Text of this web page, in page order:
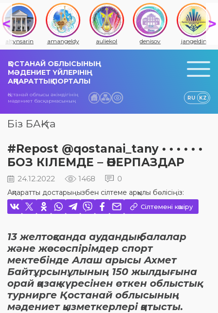
altynsarin amangeldy auliekol denisov jangeldin
ҚОСТАНАЙ ОБЛЫСЫНЫҢ
МӘДЕНИЕТ ҮЙЛЕРІНІҢ
АҚПАРАТТЫҚ ПОРТАЛЫ
Қостанай облысы әкімдігінің
мәдениет басқармасының
RU KZ
Біз БАҚ-та
#Repost @qostanai_tany • • • • • •
БОЗ КІЛЕМДЕ – ӨНЕРПАЗДАР
24.12.2022 1468 0
Ақпаратты достарыңызбен сілтеме арқылы бөлісіңіз:
Сілтемені көшіру
13 желтоқсанда аудандық балалар
және жөсөспірімдер спорт
мектебінде Алаш арысы Ахмет
Байтұрсынұлының 150 жылдығына
орай қазақ күресінен өткен облыстық
турнирге Қостанай облысының
мәдениет қызметкерлері қатысты.